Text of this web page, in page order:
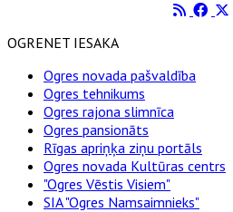
OGRENET IESAKA
Ogres novada pašvaldība
Ogres tehnikums
Ogres rajona slimnīca
Ogres pansionāts
Rīgas apriņķa ziņu portāls
Ogres novada Kultūras centrs
"Ogres Vēstis Visiem"
SIA "Ogres Namsaimnieks"